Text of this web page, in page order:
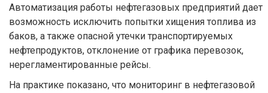
Автоматизация работы нефтегазовых предприятий дает
возможность исключить попытки хищения топлива из
баков, а также опасной утечки транспортируемых
нефтепродуктов, отклонение от графика перевозок,
нерегламентированные рейсы.
На практике показано, что мониторинг в нефтегазовой